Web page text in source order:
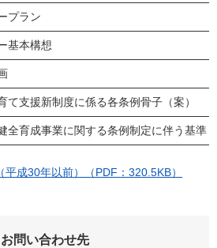
プラン
基本構想
て支援新制度に係る各条例骨子（案）
全育成事業に関する条例制定に伴う基準
成30年以前）（PDF：320.5KB）
問い合わせ先